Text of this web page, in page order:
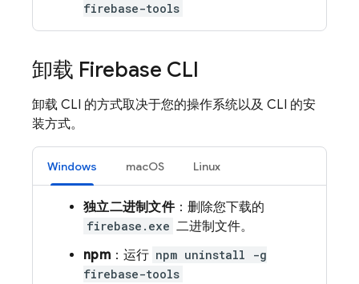
firebase-tools
卸载 Firebase CLI
卸载 CLI 的方式取决于您的操作系统以及 CLI 的安
装方式。
Windows macOS Linux
独立二进制文件：删除您下载的
firebase.exe 二进制文件。
npm：运行 npm uninstall -g
firebase-tools